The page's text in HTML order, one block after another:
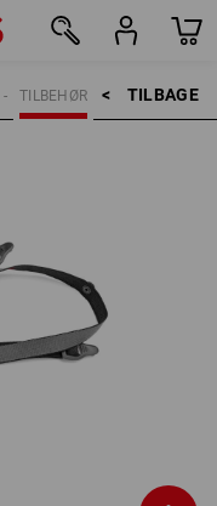
TILBAGE    >
TILBEHØR